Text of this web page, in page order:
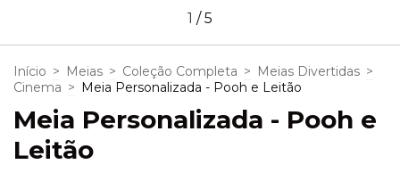
1 /5
Início > Meias > Coleção Completa > Meias Divertidas >
Cinema > Meia Personalizada - Pooh e Leitão
Meia Personalizada - Pooh e
Leitão